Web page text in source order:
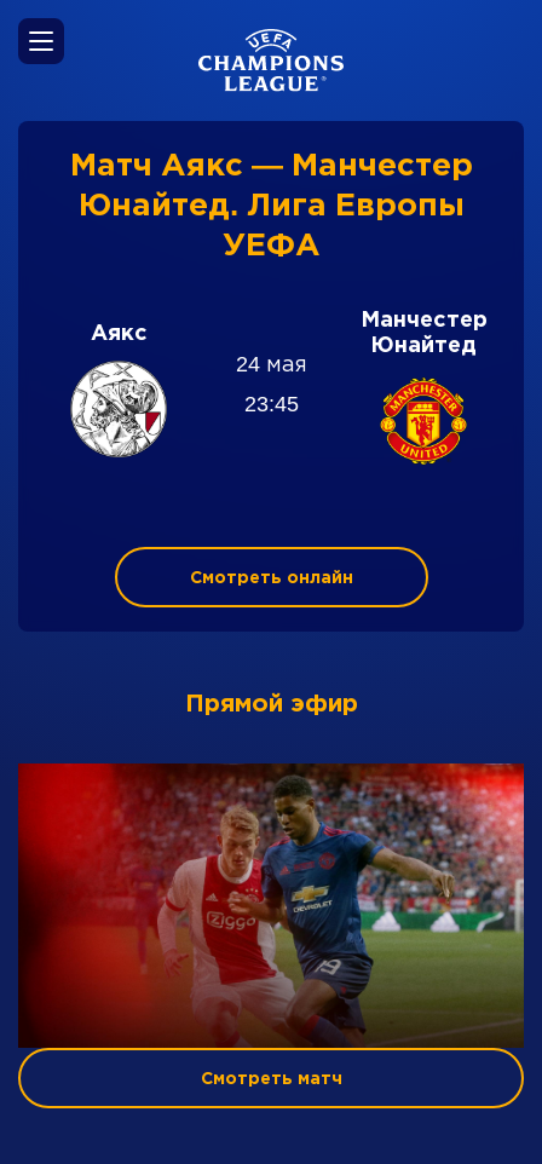
Матч Аякс — Манчестер
Юнайтед. Лига Европы
УЕФА
Аякс
24 мая
23:45
Манчестер
Юнайтед
Смотреть онлайн
Прямой эфир
Смотреть матч